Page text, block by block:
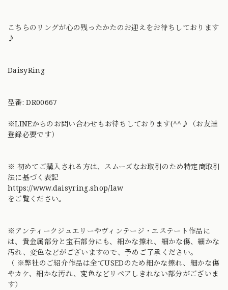
こちらのリングが心の残ったかたのお迎えをお待ちしております
♪
DaisyRing
型番: DR00667
※LINEからのお問い合わせもお待ちしております(^^♪（お友達
登録必要です）
※ 初めてご購入される方は、スムーズなお取引のため特定商取引
法に基づく表記
https://www.daisyring.shop/law
をご覧ください。
※アンティークジュエリーやヴィンテージ・エステート作品に
は、貴金属部分と宝石部分にも、細かな擦れ、細かな傷、細かな
汚れ、変色などがございますので、予めご了承ください。
（ ※弊社のご紹介作品は全てUSEDのため細かな擦れ、細かな傷
やカケ、細かな汚れ、変色などリペアしきれない部分がございま
す）